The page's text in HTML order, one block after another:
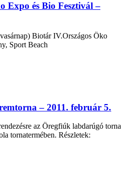
Expo és Bio Fesztivál –
Biotár IV.Országos Öko
Sport Beach
– 2011. február 5.
az Öregfiúk labdarúgó torna
tornatermében. Részletek: